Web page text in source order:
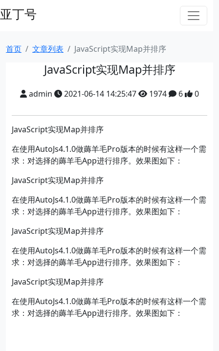
亚丁号
首页 文章列表 JavaScript实现Map并排序
JavaScript实现Map并排序
admin 2021-06-14 14:25:47 1974 6 0
JavaScript实现Map并排序
在使用AutoJs4.1.0做薅羊毛Pro版本的时候有这样一个需
求：对选择的薅羊毛App进行排序。效果图如下：
JavaScript实现Map并排序
在使用AutoJs4.1.0做薅羊毛Pro版本的时候有这样一个需
求：对选择的薅羊毛App进行排序。效果图如下：
JavaScript实现Map并排序
在使用AutoJs4.1.0做薅羊毛Pro版本的时候有这样一个需
求：对选择的薅羊毛App进行排序。效果图如下：
JavaScript实现Map并排序
在使用AutoJs4.1.0做薅羊毛Pro版本的时候有这样一个需
求：对选择的薅羊毛App进行排序。效果图如下：